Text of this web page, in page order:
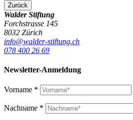
Zurück
Walder Stiftung
Forchstrasse 145
8032 Zürich
info@walder-stiftung.ch
078 400 26 69
Newsletter-Anmeldung
Vorname *
Nachname *